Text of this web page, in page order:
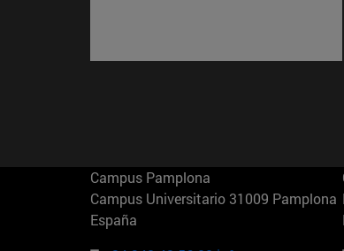
Campus Pamplona
Campus Universitario 31009 Pamplona
España